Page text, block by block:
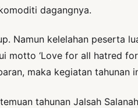
dagangnya.
Namun kelelahan peserta
motto ‘Love for all hatred
maka kegiatan tahunan
tahunan Jalsah